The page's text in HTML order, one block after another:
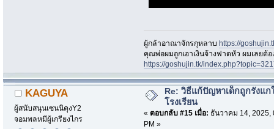
ผู้กล้าอาณาจักรกุหลาบ https://
คุณพ่อผมถูกเอาเงินจ้างฟาดหัว ผมเลยต้
https://goshujin.tk/
KAGUYA
ผู้สนับสนุนเซนนิคุงY2
จอมพลหมีผู้เกรียงไกร
Re: วิธีแก้ปัญหาเด็กถูกรังแก
โรงเรียน
« ตอบกลับ #15 เมื่อ: ธันวาคม 14, 2025,
PM »